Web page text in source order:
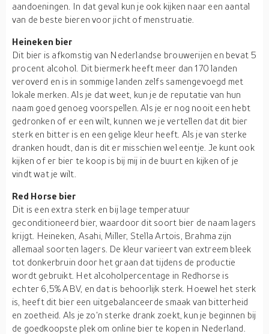
aandoeningen. In dat geval kun je ook kijken naar een aantal
van de beste bieren voor jicht of menstruatie.
Heineken bier
Dit bier is afkomstig van Nederlandse brouwerijen en bevat 5
procent alcohol. Dit biermerk heeft meer dan 170 landen
veroverd en is in sommige landen zelfs samengevoegd met
lokale merken. Als je dat weet, kun je de reputatie van hun
naam goed genoeg voorspellen. Als je er nog nooit een hebt
gedronken of er een wilt, kunnen we je vertellen dat dit bier
sterk en bitter is en een gelige kleur heeft. Als je van sterke
dranken houdt, dan is dit er misschien wel eentje. Je kunt ook
kijken of er bier te koop is bij mij in de buurt en kijken of je
vindt wat je wilt.
Red Horse bier
Dit is een extra sterk en bij lage temperatuur
geconditioneerd bier, waardoor dit soort bier de naam lagers
krijgt. Heineken, Asahi, Miller, Stella Artois, Brahma zijn
allemaal soorten lagers. De kleur varieert van extreem bleek
tot donkerbruin door het graan dat tijdens de productie
wordt gebruikt. Het alcoholpercentage in Redhorse is
echter 6,5% ABV, en dat is behoorlijk sterk. Hoewel het sterk
is, heeft dit bier een uitgebalanceerde smaak van bitterheid
en zoetheid. Als je zo'n sterke drank zoekt, kun je beginnen bij
de goedkoopste plek om online bier te kopen in Nederland.